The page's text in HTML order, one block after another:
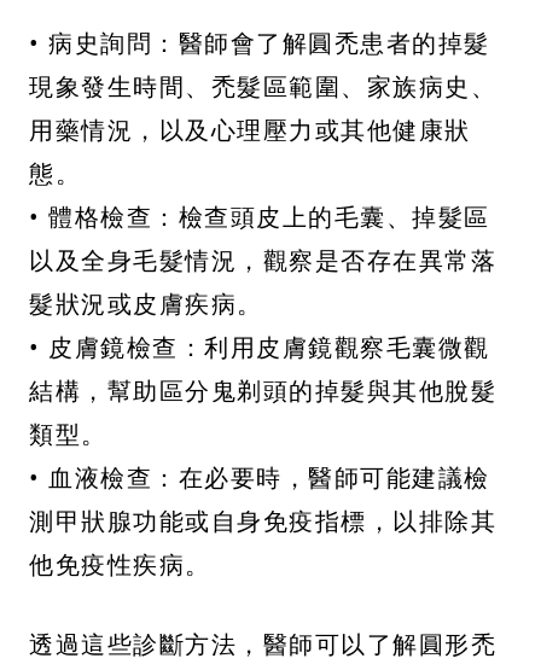
• 病史詢問：醫師會了解圓禿患者的掉髮
現象發生時間、禿髮區範圍、家族病史、
用藥情況，以及心理壓力或其他健康狀
態。
• 體格檢查：檢查頭皮上的毛囊、掉髮區
以及全身毛髮情況，觀察是否存在異常落
髮狀況或皮膚疾病。
• 皮膚鏡檢查：利用皮膚鏡觀察毛囊微觀
結構，幫助區分鬼剃頭的掉髮與其他脫髮
類型。
• 血液檢查：在必要時，醫師可能建議檢
測甲狀腺功能或自身免疫指標，以排除其
他免疫性疾病。
透過這些診斷方法，醫師可以了解圓形禿